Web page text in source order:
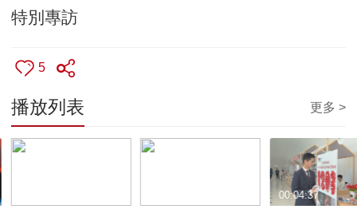
特別專訪
5
播放列表 更多 >
00:04:37